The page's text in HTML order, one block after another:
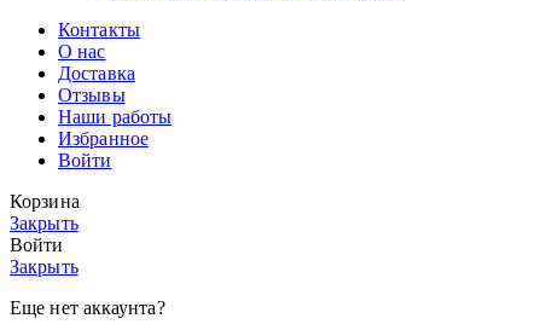
Контакты
О нас
Доставка
Отзывы
Наши работы
Избранное
Войти
Корзина
Закрыть
Войти
Закрыть
Еще нет аккаунта?